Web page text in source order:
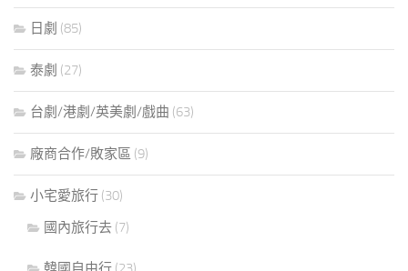
日劇 (85)
泰劇 (27)
台劇/港劇/英美劇/戲曲 (63)
廠商合作/敗家區 (9)
小宅愛旅行 (30)
國內旅行去 (7)